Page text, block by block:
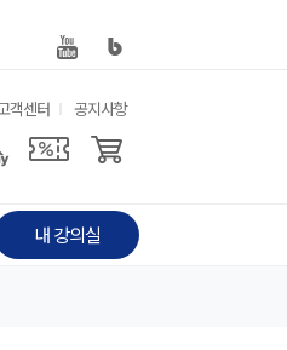
객센터 공지사항
내 강의실